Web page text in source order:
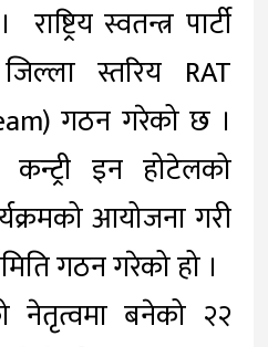
स्वतन्त्र पार्टी
स्तरिय RAT
गठन गरेको छ ।
कन्ट्री इन होटेलको
आयोजना गरी
गठन गरेको हो ।
नेतृत्वमा बनेको २२